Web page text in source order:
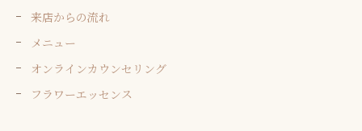
来店からの流れ
メニュー
オンラインカウンセリング
フラワーエッセンス